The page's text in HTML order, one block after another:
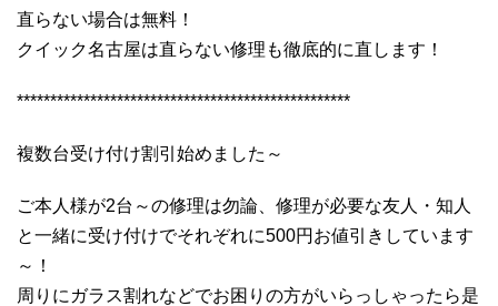
直らない場合は無料！
クイック名古屋は直らない修理も徹底的に直します！
**************************************************
複数台受け付け割引始めました～
ご本人様が2台～の修理は勿論、修理が必要な友人・知人
と一緒に受け付けでそれぞれに500円お値引きしています
～！
周りにガラス割れなどでお困りの方がいらっしゃったら是